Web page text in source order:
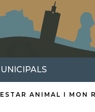
ANIMAL I MON